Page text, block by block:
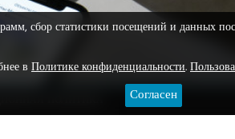
сбор статистики посещений и данных
в Политике конфиденциальности.
Согласен